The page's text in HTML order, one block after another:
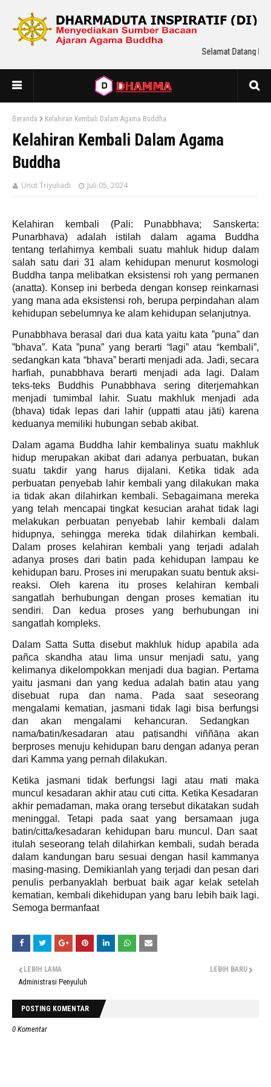
Selamat Datang Di
Beranda Kelahiran Kembali Dalam Agama Buddha
Kelahiran Kembali Dalam Agama
Buddha
Unut Triyuliadi Juli 05, 2024
Kelahiran kembali (Pali: Punabbhava; Sanskerta:
Punarbhava) adalah istilah dalam agama Buddha
tentang terlahirnya kembali suatu mahluk hidup dalam
salah satu dari 31 alam kehidupan menurut kosmologi
Buddha tanpa melibatkan eksistensi roh yang permanen
(anatta). Konsep ini berbeda dengan konsep reinkarnasi
yang mana ada eksistensi roh, berupa perpindahan alam
kehidupan sebelumnya ke alam kehidupan selanjutnya.
Punabbhava berasal dari dua kata yaitu kata ”puna” dan
”bhava”. Kata ”puna”yang
berarti “lagi” atau “kembali”,
sedangkan kata “bhava” berarti menjadi ada. Jadi, secara
harfiah, punabbhava berarti menjadi ada lagi.
Dalam
teks-teks Buddhis Punabbhava sering diterjemahkan
menjadi tumimbal lahir.
Suatu makhluk menjadi ada
(bhava) tidak lepas dari lahir (uppatti atau jāti) karena
keduanya memiliki hubungan sebab akibat.
Dalam agama Buddha
lahir kembalinya suatu makhluk
hidup merupakan akibat dari adanya perbuatan, bukan
suatu takdir yang harus dijalani.
Ketika tidak ada
perbuatan penyebab lahir kembali yang dilakukan maka
ia tidak akan dilahirkan kembali. Sebagaimana mereka
yang telah mencapaitingkat kesucian arahattidak lagi
melakukan perbuatan penyebab lahir kembali dalam
hidupnya, sehingga mereka tidak dilahirkan kembali.
Dalam proses kelahiran kembali yang terjadi adalah
adanya proses dari batin pada kehidupan lampau
ke
kehidupan baru. Proses ini merupakan suatu bentuk aksi-
reaksi. Oleh karena itu proses kelahiran kembali
sangatlah berhubungan dengan proses kematian itu
sendiri. Dan kedua proses yang berhubungan ini
sangatlah kompleks.
Dalam Satta Sutta disebut makhluk hidupapabila ada
pañca skandha atau lima unsur menjadi satu, yang
kelimanya dikelompokkan menjadi dua bagian. Pertama
yaitu jasmani dan yang kedua adalah batin atau yang
disebuat rupa dan nama.
Pada saat seseorang
mengalami kematian, jasmani tidak lagi bisa berfungsi
dan akan mengalami kehancuran. Sedangkan
nama/batin/kesadaran atau paṭisandhi viññāṇa akan
berproses menuju kehidupan baru dengan adanya peran
dari Kamma yang pernah dilakukan.
Ketika jasmanitidak berfungsi lagi atau mati maka
muncul kesadaran akhiratau cuti citta. Ketika Kesadaran
akhir pemadaman, maka orang tersebut dikatakan sudah
meninggal. Tetapi pada saat yang bersamaan juga
batin/citta/kesadaran kehidupan baru muncul. Dan saat
itulah seseorang telah dilahirkan kembali, sudah berada
dalam kandungan baru sesuai dengan hasil kammanya
masing-masing. Demikianlah yang terjadi dan pesan dari
penulis perbanyaklah berbuat baik agar kelak setelah
kematian, kembali dikehidupan yang baru lebih baik lagi.
Semoga bermanfaat
LEBIH BARU
LEBIH LAMA
Administrasi Penyuluh
POSTING KOMENTAR
0 Komentar